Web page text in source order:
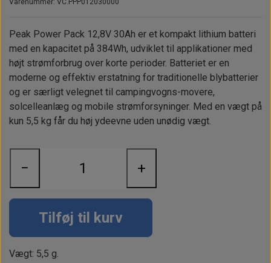
Busbars
Landstrømskabler
Paneler & Kontakter
Sikringer
Værktøj
Motorbeslag
Brændstoftank
Gori propeller
instrumenter
Additive
Børster & Svampe m.m.
El-artikler
Tøj
Diverse
Strøm
Gavekort
Udlejning af bådudstyr
Hvem er vi
Fordele hos Shop12volt
Kontakt
Varenummer: VC.PPP012030000
Peak Power Pack 12,8V 30Ah er et kompakt lithium batteri
med en kapacitet på 384Wh, udviklet til applikationer med
højt strømforbrug over korte perioder. Batteriet er en
moderne og effektiv erstatning for traditionelle blybatterier
og er særligt velegnet til campingvogns-movere,
solcelleanlæg og mobile strømforsyninger. Med en vægt på
kun 5,5 kg får du høj ydeevne uden unødig vægt.
− +
Tilføj til kurv
Vægt: 5,5 g.